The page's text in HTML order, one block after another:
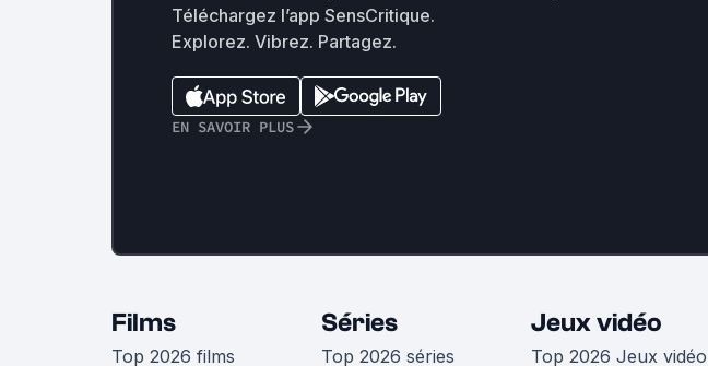
Téléchargez l’app SensCritique.
Explorez. Vibrez. Partagez.
EN SAVOIR PLUS
Films
Top 2026 films
Séries
Top 2026 séries
Jeux vidéo
Top 2026 Jeux vidéo